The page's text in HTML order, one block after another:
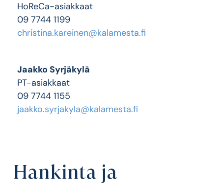
HoReCa-asiakkaat
09 7744 1199
christina.kareinen@kalamesta.fi
Jaakko Syrjäkylä
PT-asiakkaat
09 7744 1155
jaakko.syrjakyla@kalamesta.fi
Hankinta ja